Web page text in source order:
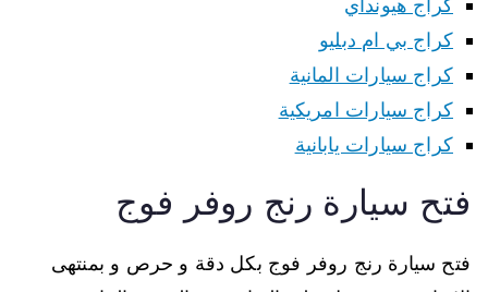
كراج هيونداي
كراج بي ام دبليو
كراج سيارات المانية
كراج سيارات امريكية
كراج سيارات يابانية
فتح سيارة رنج روفر فوج
فتح سيارة رنج روفر فوج بكل دقة و حرص و بمنتهى